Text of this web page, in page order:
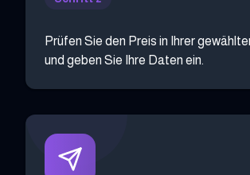
Prüfen Sie den Preis in Ihrer
und geben Sie Ihre Daten ein.